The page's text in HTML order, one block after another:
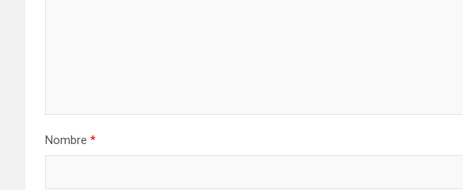
Nombre *